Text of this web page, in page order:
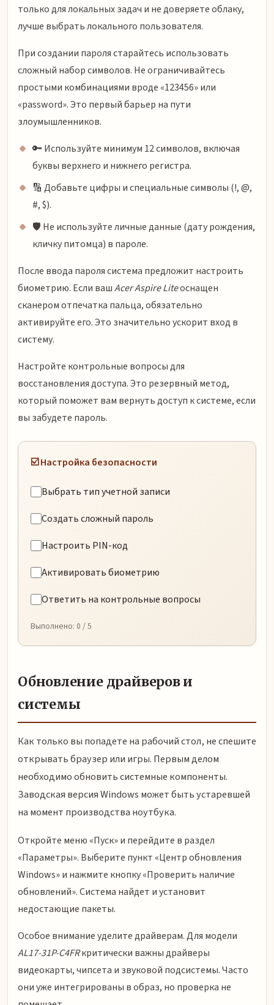
только для локальных задач и не доверяете облаку,
лучше выбрать локального пользователя.
При создании пароля старайтесь использовать
сложный набор символов. Не ограничивайтесь
простыми комбинациями вроде «123456» или
«password». Это первый барьер на пути
злоумышленников.
🔑 Используйте минимум 12 символов, включая
буквы верхнего и нижнего регистра.
🔢 Добавьте цифры и специальные символы (!, @,
#, $).
🛡️ Не используйте личные данные (дату рождения,
кличку питомца) в пароле.
После ввода пароля система предложит настроить
биометрию. Если вашAcer Aspire Liteоснащен
сканером отпечатка пальца, обязательно
активируйте его. Это значительно ускорит вход в
систему.
Настройте контрольные вопросы для
восстановления доступа. Это резервный метод,
который поможет вам вернуть доступ к системе, если
вы забудете пароль.
☑️ Настройка безопасности
Выбрать тип учетной записи
Создать сложный пароль
Настроить PIN-код
Активировать биометрию
Ответить на контрольные вопросы
Выполнено: 0 / 5
Обновление драйверов и
системы
Как только вы попадете на рабочий стол, не спешите
открывать браузер или игры. Первым делом
необходимо обновить системные компоненты.
Заводская версия Windows может быть устаревшей
на момент производства ноутбука.
Откройте меню «Пуск» и перейдите в раздел
«Параметры». Выберите пункт «Центр обновления
Windows» и нажмите кнопку «Проверить наличие
обновлений». Система найдет и установит
недостающие пакеты.
Особое внимание уделите драйверам. Для модели
AL17-31P-C4FRкритически важны драйверы
видеокарты, чипсета и звуковой подсистемы. Часто
они уже интегрированы в образ, но проверка не